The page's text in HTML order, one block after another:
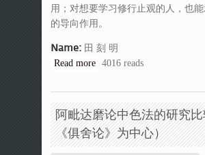
用；对想要学习修行止观的人，也
的导向作用。
Name: 田 刻 明
Read moreabout 关于禅定境中诸禅发
4016 reads
阿毗达磨论中色法的研究
《俱舍论》为中心）